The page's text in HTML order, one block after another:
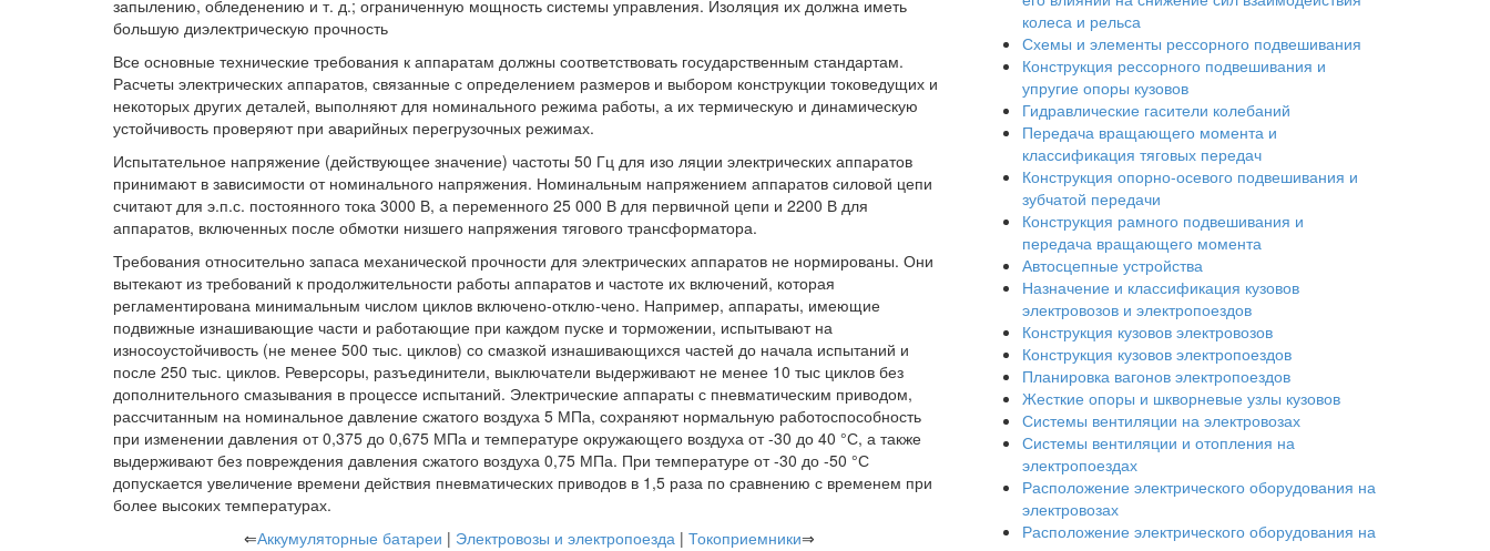
запылению, обледенению и т. д.; ограниченную мощность системы управления. Изоляция их должна иметь
большую диэлектрическую прочность
Все основные технические требования к аппаратам должны соответствовать государственным стандартам.
Расчеты электрических аппаратов, связанные с определением размеров и выбором конструкции токоведущих и
некоторых других деталей, выполняют для номинального режима работы, а их термическую и динамическую
устойчивость проверяют при аварийных перегрузочных режимах.
Испытательное напряжение (действующее значение) частоты 50 Гц для изо ляции электрических аппаратов
принимают в зависимости от номинального напряжения. Номинальным напряжением аппаратов силовой цепи
считают для э.п.с. постоянного тока 3000 В, а переменного 25 000 В для первичной цепи и 2200 В для
аппаратов, включенных после обмотки низшего напряжения тягового трансформатора.
Требования относительно запаса механической прочности для электрических аппаратов не нормированы. Они
вытекают из требований к продолжительности работы аппаратов и частоте их включений, которая
регламентирована минимальным числом циклов включено-отклю-чено. Например, аппараты, имеющие
подвижные изнашивающие части и работающие при каждом пуске и торможении, испытывают на
износоустойчивость (не менее 500 тыс. циклов) со смазкой изнашивающихся частей до начала испытаний и
после 250 тыс. циклов. Реверсоры, разъединители, выключатели выдерживают не менее 10 тыс циклов без
дополнительного смазывания в процессе испытаний. Электрические аппараты с пневматическим приводом,
рассчитанным на номинальное давление сжатого воздуха 5 МПа, сохраняют нормальную работоспособность
при изменении давления от 0,375 до 0,675 МПа и температуре окружающего воздуха от -30 до 40 °С, а также
выдерживают без повреждения давления сжатого воздуха 0,75 МПа. При температуре от -30 до -50 °С
допускается увеличение времени действия пневматических приводов в 1,5 раза по сравнению с временем при
более высоких температурах.
⇐Аккумуляторные батареи | Электровозы и электропоезда| Токоприемники⇒
колеса и рельса
Схемы и элементы рессорного подвешивания
Конструкция рессорного подвешивания и
упругие опоры кузовов
Гидравлические гасители колебаний
Передача вращающего момента и
классификация тяговых передач
Конструкция опорно-осевого подвешивания и
зубчатой передачи
Конструкция рамного подвешивания и
передача вращающего момента
Автосцепные устройства
Назначение и классификация кузовов
электровозов и электропоездов
Конструкция кузовов электровозов
Конструкция кузовов электропоездов
Планировка вагонов электропоездов
Жесткие опоры и шкворневые узлы кузовов
Системы вентиляции на электровозах
Системы вентиляции и отопления на
электропоездах
Расположение электрического оборудования на
электровозах
Расположение электрического оборудования на